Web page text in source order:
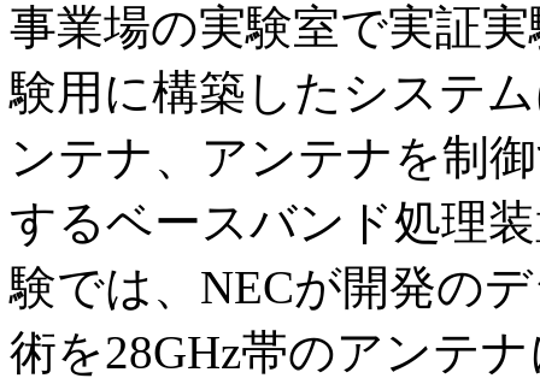
事業場の実験室で実証
験用に構築したシステ
ンテナ、アンテナを制
するベースバンド処理
験では、NECが開発の
術を28GHz帯のアンテ